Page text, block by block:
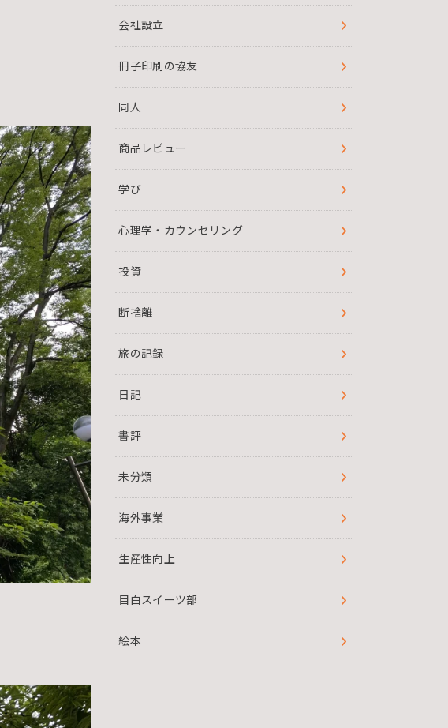
会社設立
冊子印刷の協友
同人
商品レビュー
学び
心理学・カウンセリング
投資
断捨離
旅の記録
日記
書評
未分類
海外事業
生産性向上
目白スイーツ部
絵本